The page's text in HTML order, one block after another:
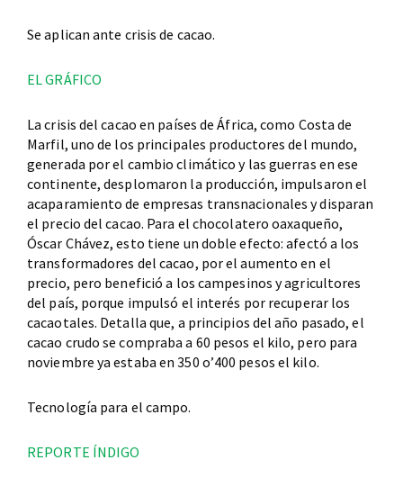
Se aplican ante crisis de cacao.
EL GRÁFICO
La crisis del cacao en países de África, como Costa de
Marfil, uno de los principales productores del mundo,
generada por el cambio climático y las guerras en ese
continente, desplomaron la producción, impulsaron el
acaparamiento de empresas transnacionales y disparan
el precio del cacao. Para el chocolatero oaxaqueño,
Óscar Chávez, esto tiene un doble efecto: afectó a los
transformadores del cacao, por el aumento en el
precio, pero benefició a los campesinos y agricultores
del país, porque impulsó el interés por recuperar los
cacaotales. Detalla que, a principios del año pasado, el
cacao crudo se compraba a 60 pesos el kilo, pero para
noviembre ya estaba en 350 o’400 pesos el kilo.
Tecnología para el campo.
REPORTE ÍNDIGO